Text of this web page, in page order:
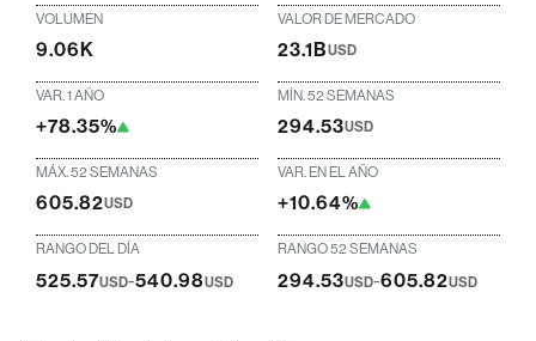
VOLUMEN
9.06K
VALOR DE MERCADO
23.1BUSD
VAR. 1 AÑO
+78.35%
MÍN. 52 SEMANAS
294.53USD
MÁX. 52 SEMANAS
605.82USD
VAR. EN EL AÑO
+10.64%
RANGO DEL DÍA
525.57USD-540.98USD
RANGO 52 SEMANAS
294.53USD-605.82USD